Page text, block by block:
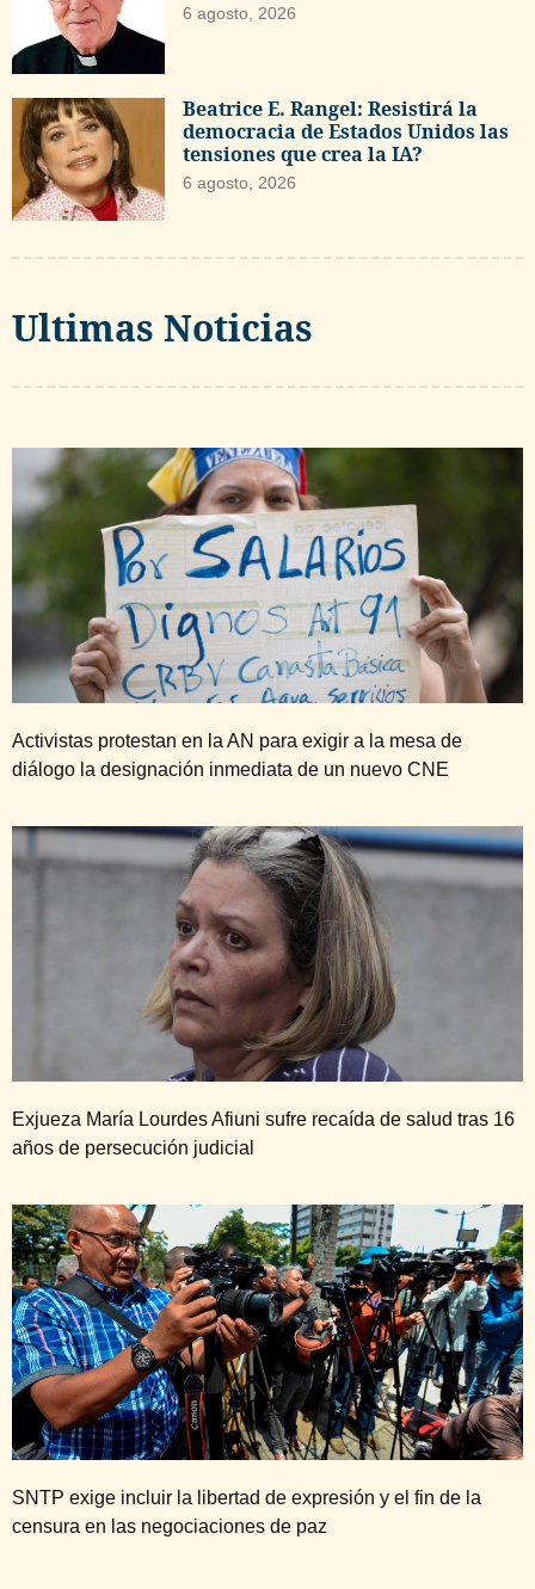
6 agosto, 2026
Beatrice E. Rangel: Resistirá la
democracia de Estados Unidos las
tensiones que crea la IA?
6 agosto, 2026
Ultimas Noticias
Activistas protestan en la AN para exigir a la mesa de
diálogo la designación inmediata de un nuevo CNE
Exjueza María Lourdes Afiuni sufre recaída de salud tras 16
años de persecución judicial
SNTP exige incluir la libertad de expresión y el fin de la
censura en las negociaciones de paz